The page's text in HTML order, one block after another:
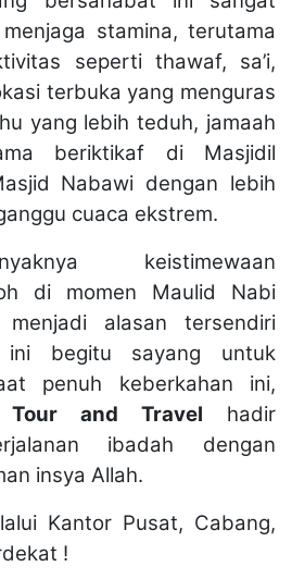
stamina, terutama
seperti thawaf, sa’i,
terbuka yang menguras
yang lebih teduh, jamaah
beriktikaf di Masjidil
Nabawi dengan lebih
cuaca ekstrem.
keistimewaan
di momen Maulid Nabi
menjadi alasan tersendiri
ini begitu sayang untuk
penuh keberkahan ini,
Tour and Travel hadir
ibadah dengan
insya Allah.
Kantor Pusat, Cabang,
!